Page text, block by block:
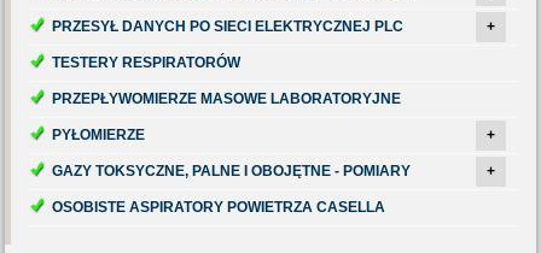
PRZESYŁ DANYCH PO SIECI ELEKTRYCZNEJ PLC +
TESTERY RESPIRATORÓW
PRZEPŁYWOMIERZE MASOWE LABORATORYJNE
PYŁOMIERZE +
GAZY TOKSYCZNE, PALNE I OBOJĘTNE - POMIARY +
OSOBISTE ASPIRATORY POWIETRZA CASELLA